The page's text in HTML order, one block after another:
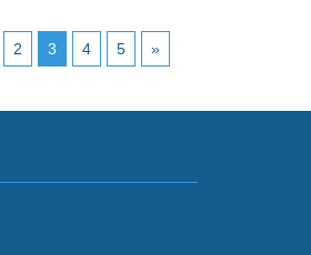
2 3 4 5 »